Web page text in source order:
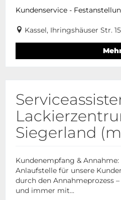
Kundenservice -
Kassel, Ihringshäuser Str.
Siegerland
Kundenempfang &
Anlaufstelle für unsere
durch den Annahmeprozess
und immer mit...